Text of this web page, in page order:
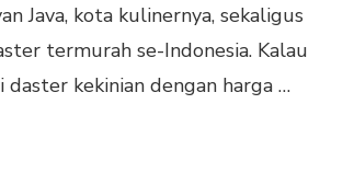
Java, kota kulinernya, sekaligus
termurah se-Indonesia. Kalau
daster kekinian dengan harga …